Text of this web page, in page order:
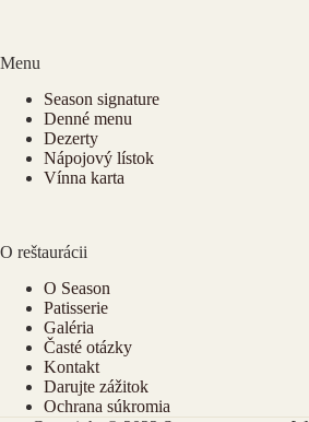
Menu
Season signature
Denné menu
Dezerty
Nápojový lístok
Vínna karta
O reštaurácii
O Season
Patisserie
Galéria
Časté otázky
Kontakt
Darujte zážitok
Ochrana súkromia